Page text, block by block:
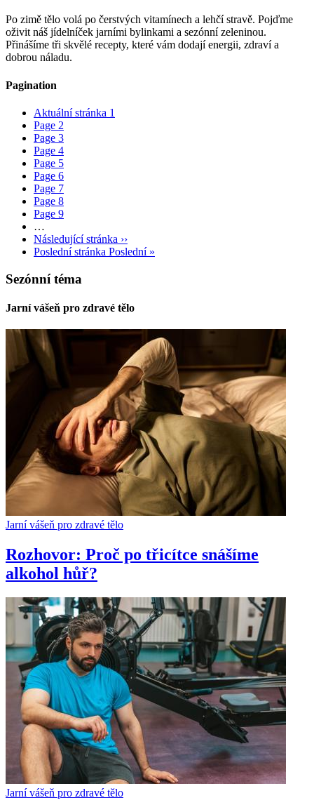
Po zimě tělo volá po čerstvých vitamínech a lehčí stravě. Pojďme
oživit náš jídelníček jarními bylinkami a sezónní zeleninou.
Přinášíme tři skvělé recepty, které vám dodají energii, zdraví a
dobrou náladu.
Pagination
Aktuální stránka 1
Page 2
Page 3
Page 4
Page 5
Page 6
Page 7
Page 8
Page 9
…
Následující stránka ››
Poslední stránka Poslední »
Sezónní téma
Jarní vášeň pro zdravé tělo
Jarní vášeň pro zdravé tělo
Rozhovor: Proč po třicítce snášíme
alkohol hůř?
Jarní vášeň pro zdravé tělo